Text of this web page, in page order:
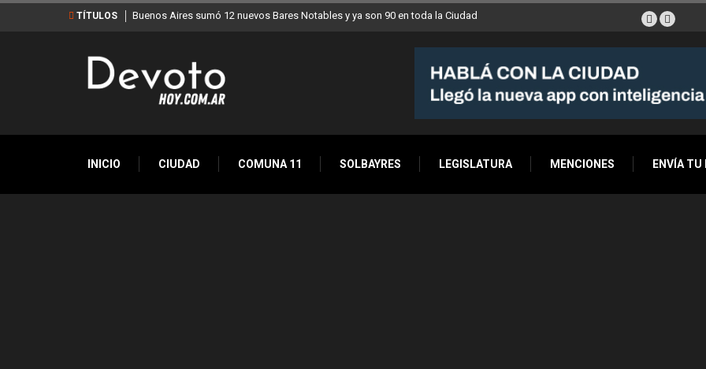
TÍTULOS Buenos Aires sumó 12 nuevos Bares Notables y ya son 90 en toda la Ciudad
INICIO CIUDAD COMUNA 11 SOLBAYRES LEGISLATURA MENCIONES ENVÍA TU